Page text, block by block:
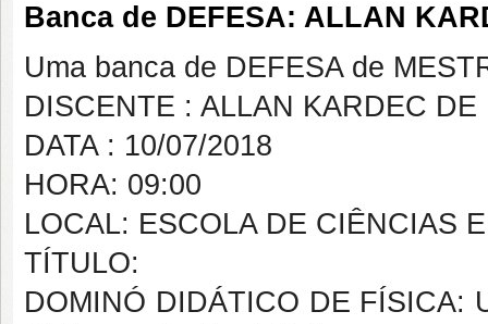
Banca de DEFESA: ALLAN
Uma banca de DEFESA de
DISCENTE : ALLAN KARDEC DE
DATA : 10/07/2018
HORA: 09:00
LOCAL: ESCOLA DE CIÊNCIAS
TÍTULO:
DOMINÓ DIDÁTICO DE FÍSICA: